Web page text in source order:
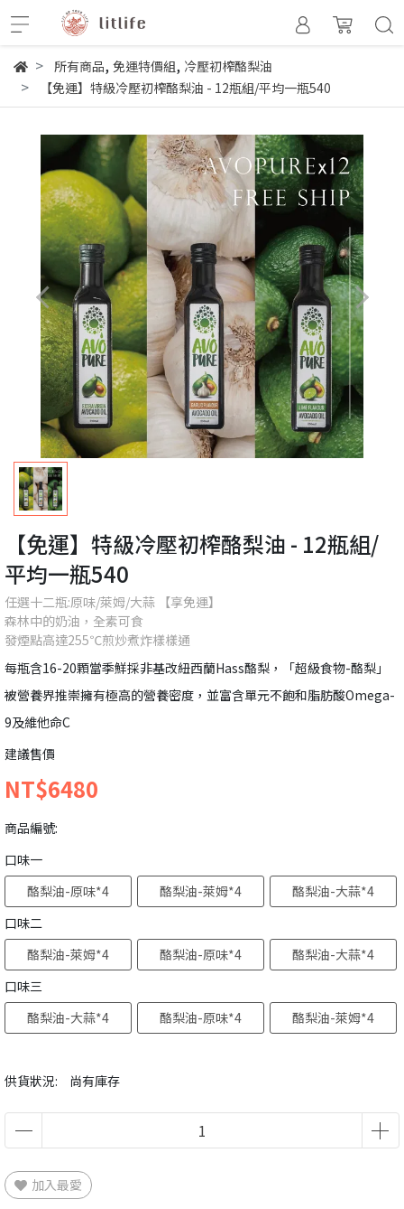
所有商品, 免運特價組, 冷壓初榨酪梨油
【免運】特級冷壓初榨酪梨油 - 12瓶組/平均一瓶540
【免運】特級冷壓初榨酪梨油 - 12瓶組/
平均一瓶540
任選十二瓶:原味/萊姆/大蒜 【享免運】
森林中的奶油，全素可食
發煙點高達255℃煎炒煮炸樣樣通
每瓶含16-20顆當季鮮採非基改紐西蘭Hass酪梨，「超級食物-酪梨」
被營養界推崇擁有極高的營養密度，並富含單元不飽和脂肪酸Omega-
9及維他命C
建議售價
NT$6480
商品編號:
供貨狀況: 尚有庫存
口味一
酪梨油-原味*4
酪梨油-萊姆*4
酪梨油-大蒜*4
口味二
酪梨油-萊姆*4
酪梨油-原味*4
酪梨油-大蒜*4
口味三
酪梨油-大蒜*4
酪梨油-原味*4 酪梨油-萊姆*4
加入最愛